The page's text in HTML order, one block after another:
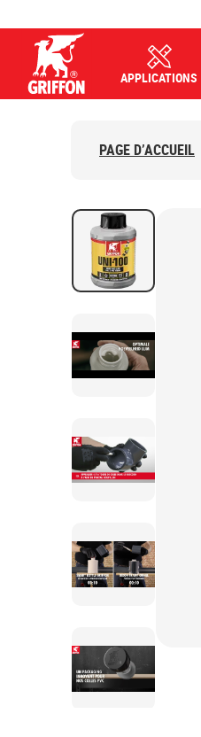
APPLICATIONS
PAGE D’ACCUEIL